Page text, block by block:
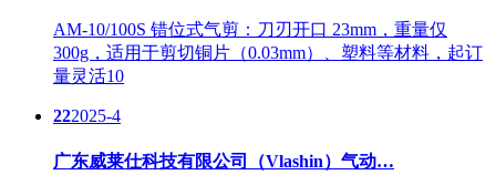
AM-10/100S 错位式气剪：刀刃开口 23mm，重量仅
300g，适用于剪切铜片（0.03mm）、塑料等材料，起订
量灵活10
222025-4
广东威莱仕科技有限公司（Vlashin）气动…